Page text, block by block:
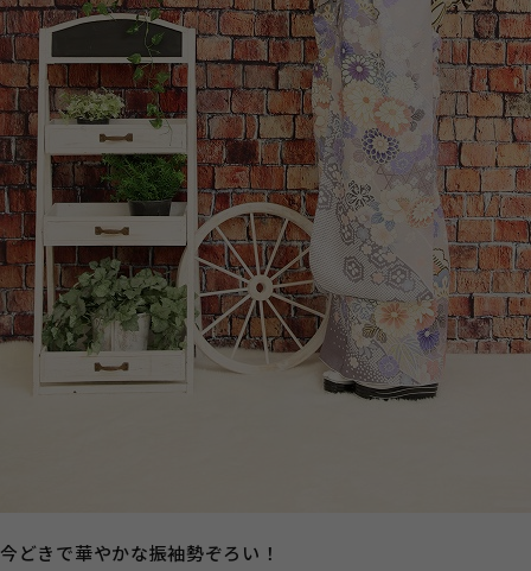
今どきで華やかな振袖勢ぞろい！